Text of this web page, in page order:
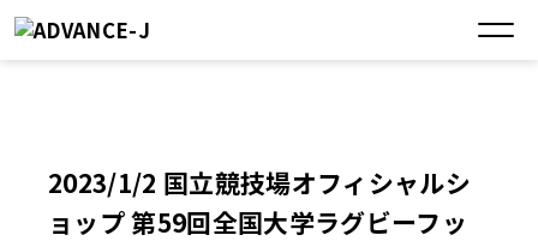
2023/1/2 国立競技場オフィシャルシ
ョップ 第59回全国大学ラグビーフッ